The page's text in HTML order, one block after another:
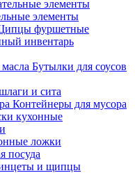
элементы
фуршетные
инвентарь
Бутылки для соусов
и сита
Контейнеры для мусора
кухонные
ложки
посуда
и щипцы